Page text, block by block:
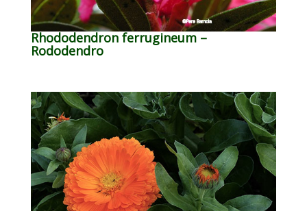
Rhododendron ferrugineum –
Rododendro